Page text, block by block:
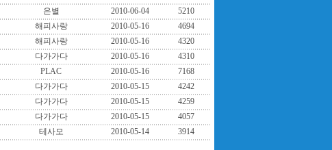
은별 2010-06-04
5210
해피사랑 2010-05-16
4694
해피사랑 2010-05-16
4320
다가가다 2010-05-16
4310
PLAC 2010-05-16
7168
다가가다 2010-05-15
4242
다가가다 2010-05-15
4259
다가가다 2010-05-15
4057
테사모 2010-05-14 3914